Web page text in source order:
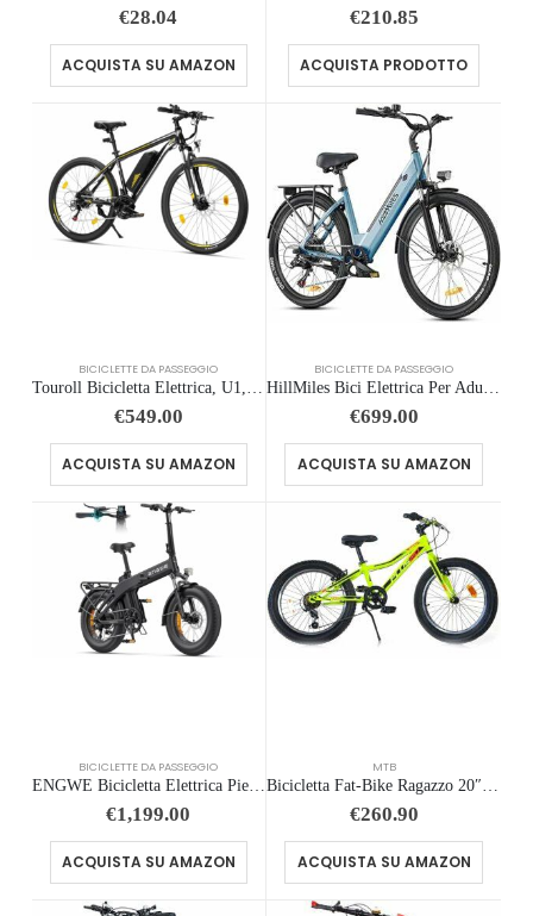
€28.04
ACQUISTA SU AMAZON
€210.85
ACQUISTA PRODOTTO
BICICLETTE DA PASSEGGIO
Touroll Bicicletta Elettrica, U1, Batteria Rimovibile 36V 13Ah, Autonomia di 65-30km, bicicletta elettrica uom, Motore 45 NM
€549.00
ACQUISTA SU AMAZON
BICICLETTE DA PASSEGGIO
HillMiles Bici Elettrica Per Adulti Da 26″, 7 Velocità Bicicletta Elettrica da 36V 13Ah Batteria Rimovibile, 25km/h & Auto…
€699.00
ACQUISTA SU AMAZON
BICICLETTE DA PASSEGGIO
ENGWE Bicicletta Elettrica Pieghevole, Batteria Da 48 V 13,5Ah Con Autonomia Fino A 120km, Sensore Di Coppia Con Freni Idraul
€1,199.00
ACQUISTA SU AMAZON
MTB
Bicicletta Fat-Bike Ragazzo 20″ 6V Aurelia MTB Plus Gialla
€260.90
ACQUISTA SU AMAZON